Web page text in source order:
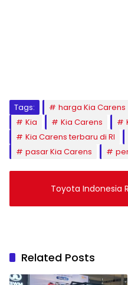
Tags: harga Kia Carens
Kia
Kia Carens
Kia Carens terbaru di RI
pasar Kia Carens
Toyota Indonesia
Related Posts